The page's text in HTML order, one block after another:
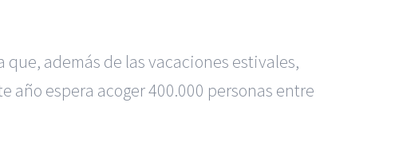
además de las vacaciones estivales,
año espera acoger 400.000 personas entre